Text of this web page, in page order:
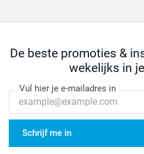
De beste promoties &
wekelijks in
Vul hier je e-mailadres in
Schrijf me in